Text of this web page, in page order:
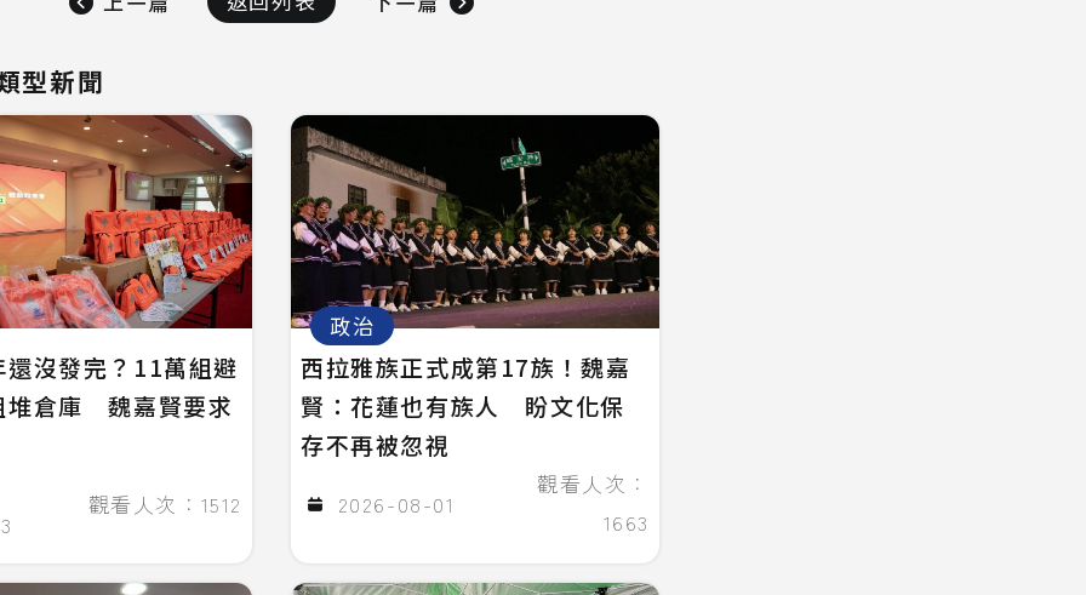
型新聞
沒發完？11萬組避
堆倉庫 魏嘉賢要求
觀看人次：1512
政治
西拉雅族正式成第17族！魏嘉
賢：花蓮也有族人 盼文化保
存不再被忽視
2026-08-01
觀看人次：
1663